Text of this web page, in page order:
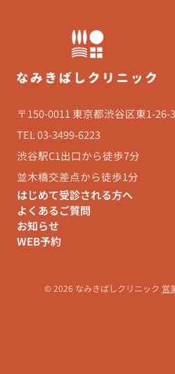
〒150-0011 東京都渋谷区東1-26-
TEL 03-3499-6223
渋谷駅C1出口から徒歩7分
並木橋交差点から徒歩1分
はじめて受診される方へ
よくあるご質問
お知らせ
WEB予約
© 2026 なみきばしクリニック 営